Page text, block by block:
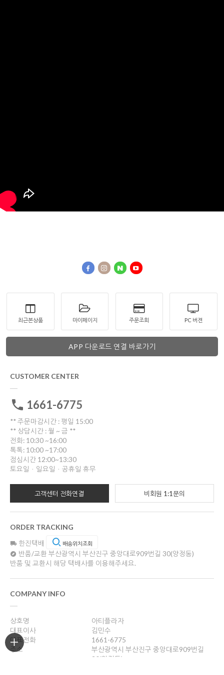
최근본상품 마이페이지 주문조회 PC 버젼
APP 다운로드 연결 바로가기
CUSTOMER CENTER
1661-6775
** 주문마감시간 : 평일 15:00
** 상담시간 : 월 ~ 금 **
전화: 10:30 ~16:00
톡톡: 10:00 ~17:00
점심시간 12:00~13:30
토요일ㆍ일요일ㆍ공휴일 휴무
고객센터 전화연결 비회원 1:1문의
ORDER TRACKING
한진택배 배송위치조회
반품/교환 부산광역시 부산진구 중앙대로909번길 30(양정동)
반품 및 교환시 해당 택배사를 이용해주세요.
COMPANY INFO
상호명
아티플라자
대표이사
김민수
대표전화
1661-6775
주소
부산광역시 부산진구 중앙대로909번길
30(양정동)